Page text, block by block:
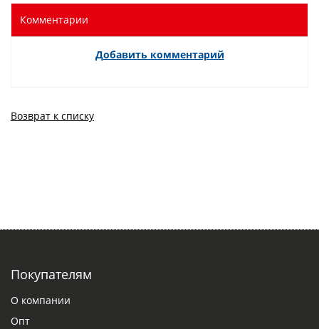
Комментарии
Добавить комментарий
Возврат к списку
Покупателям
О компании
Опт